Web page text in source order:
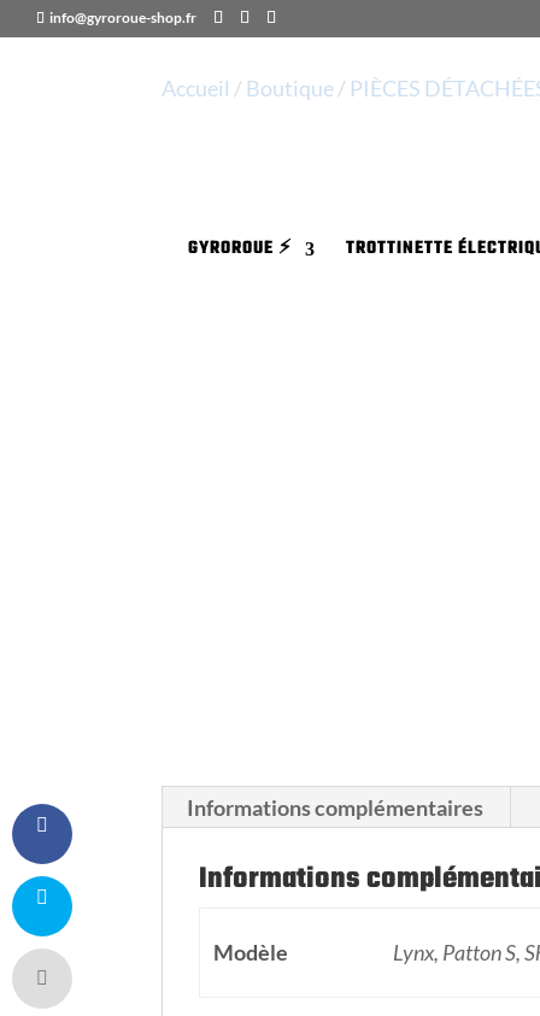
info@gyroroue-shop.fr
GYROROUE ⚡️ TROTTINETTE
Accueil / Boutique/ PIÈCES
Informations complémentaires
Informations
Modèle Lynx, Patton S,